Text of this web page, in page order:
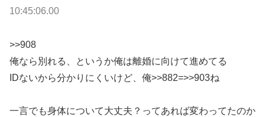
10:45:06.00
>>908
俺なら別れる、というか俺は離婚に向けて進めてる
IDないから分かりにくいけど、俺>>882=>>903ね
一言でも身体について大丈夫？ってあれば変わってたのか